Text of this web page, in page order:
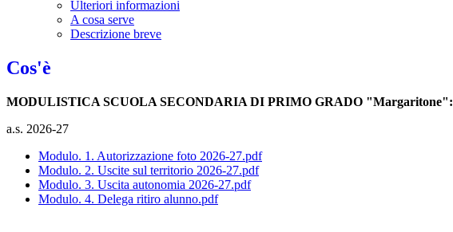
Ulteriori informazioni
A cosa serve
Descrizione breve
Cos'è
MODULISTICA SCUOLA SECONDARIA DI PRIMO GRADO "Margaritone":
a.s. 2026-27
Modulo. 1. Autorizzazione foto 2026-27.pdf
Modulo. 2. Uscite sul territorio 2026-27.pdf
Modulo. 3. Uscita autonomia 2026-27.pdf
Modulo. 4. Delega ritiro alunno.pdf